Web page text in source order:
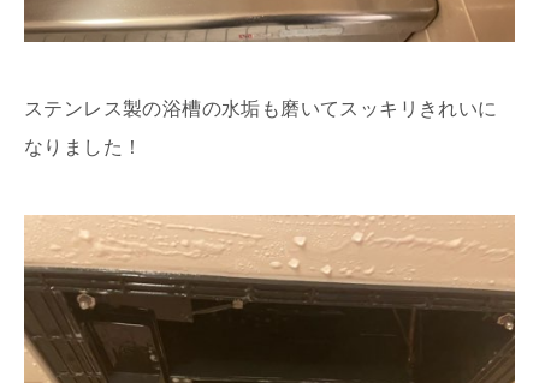
ステンレス製の浴槽の水垢も磨いてスッキリきれいに
なりました！